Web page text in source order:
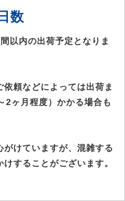
数
以内の出荷予定となりま
頼などによっては出荷ま
2ヶ月程度）かかる場合も
がけていますが、混雑する
することがございます。